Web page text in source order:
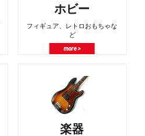
ホビー
フィギュア、レトロおもちゃな
ど
more >
楽器